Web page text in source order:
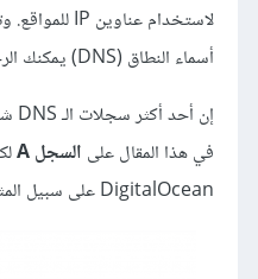
أسماء النطاق (DNS) يمكنك الرجوع إلى مقالنا
إن أحد أكثر سجلات الـ DNS شيوعًا هو
في هذا المقال على السجل A
DigitalOcean على سبيل المثال سيكون